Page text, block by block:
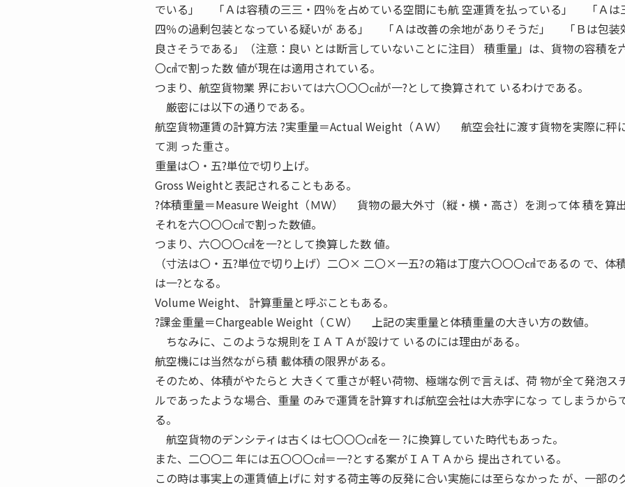
でいる」 「Ａは容積の三三・四％を占めている空間にも航 空運賃を払っている」 「Ａは
四％の過剰包装となっている疑いが ある」 「Ａは改善の余地がありそうだ」 「Ｂは包装
良さそうである」（注意：良い とは断言していないことに注目） 積重量」は、貨物の容積を
〇㎤で割った数 値が現在は適用されている。
つまり、航空貨物業 界においては六〇〇〇㎤が一?として換算されて いるわけである。
厳密には以下の通りである。
航空貨物運賃の計算方法 ?実重量＝Actual Weight（ＡＷ） 航空会社に渡す貨物を実際に秤
て測 った重さ。
重量は〇・五?単位で切り上げ。
Gross Weightと表記されることもある。
?体積重量＝Measure Weight（ＭＷ） 貨物の最大外寸（縦・横・高さ）を測って体 積を算出
それを六〇〇〇㎤で割った数値。
つまり、六〇〇〇㎤を一?として換算した数 値。
（寸法は〇・五?単位で切り上げ）二〇× 二〇×一五?の箱は丁度六〇〇〇㎤であるの で、体
は一?となる。
Volume Weight、 計算重量と呼ぶこともある。
?課金重量＝Chargeable Weight（ＣＷ） 上記の実重量と体積重量の大きい方の数値。
ちなみに、このような規則をＩＡＴＡが設けて いるのには理由がある。
航空機には当然ながら積 載体積の限界がある。
そのため、体積がやたらと 大きくて重さが軽い荷物、極端な例で言えば、荷 物が全て発泡ス
ルであったような場合、重量 のみで運賃を計算すれば航空会社は大赤字になっ てしまうから
る。
航空貨物のデンシティは古くは七〇〇〇㎤を一 ?に換算していた時代もあった。
また、二〇〇二 年には五〇〇〇㎤＝一?とする案がＩＡＴＡから 提出されている。
この時は事実上の運賃値上げに 対する荷主等の反発に合い実施には至らなかった が、一部の